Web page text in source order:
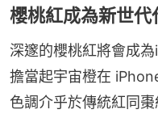
櫻桃紅成為新世代
深邃的櫻桃紅將會成
擔當起宇宙橙在
色調介乎於傳統紅同